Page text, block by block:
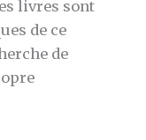
livres sont
de ce
de